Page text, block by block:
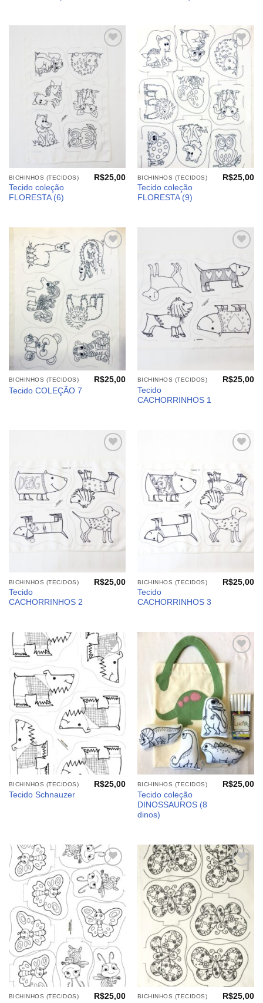
Adicionar
BICHINHOS (TECIDOS)
Tecido coleção
FLORESTA (6)
R$25,00
Adicionar
aos
meus
desejos
BICHINHOS (TECIDOS)
Tecido coleção
FLORESTA (9)
R$25,00
Adicionar
aos
meus
BICHINHOS (TECIDOS)
Tecido COLEÇÃO 7
R$25,00
aos
meus
desejos
BICHINHOS (TECIDOS)
Tecido
CACHORRINHOS 1
R$25,00
meus
desejos
BICHINHOS (TECIDOS)
Tecido
CACHORRINHOS 2
R$25,00
meus
desejos
BICHINHOS (TECIDOS)
Tecido
CACHORRINHOS 3
R$25,00
Adicionar
aos
meus
BICHINHOS (TECIDOS)
Tecido Schnauzer
R$25,00
Adicionar
desejos
BICHINHOS (TECIDOS)
Tecido coleção
DINOSSAUROS (8
dinos)
R$25,00
Adicionar
aos
meus
desejos
BICHINHOS (TECIDOS) R$25,00
Adicionar
aos
meus
desejos
BICHINHOS (TECIDOS) R$25,00